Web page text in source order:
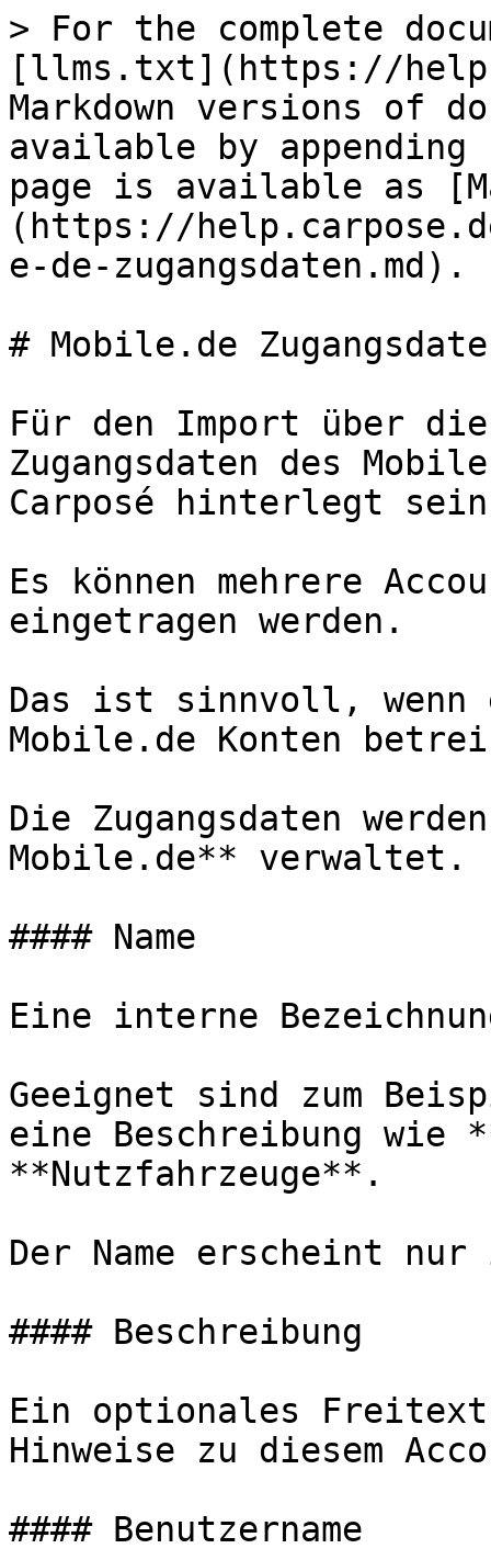
> For the complete
[llms.txt](https://
Markdown versions of
available by
page is available as
(https://
e-de-zugangsdaten.md).
# Mobile.de
Für den Import über
Zugangsdaten des
Carposé hinterlegt
Es können mehrere
eingetragen werden.
Das ist sinnvoll, wenn
Mobile.de Konten
Die Zugangsdaten
Mobile.de** verwaltet.
#### Name
Eine interne
Geeignet sind zum
eine Beschreibung wie
**Nutzfahrzeuge**.
Der Name erscheint nur
#### Beschreibung
Ein optionales
Hinweise zu diesem
#### Benutzername